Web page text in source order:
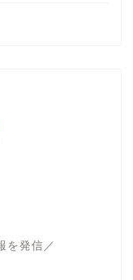
を発信／